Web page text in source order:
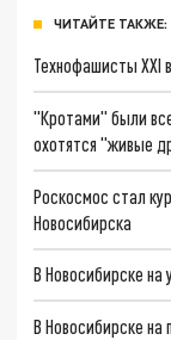
ЧИТАЙТЕ ТАКЖЕ:
Технофашисты XXI
"Кротами" были
охотятся "живые
Роскосмос стал
Новосибирска
В Новосибирске на
В Новосибирске на